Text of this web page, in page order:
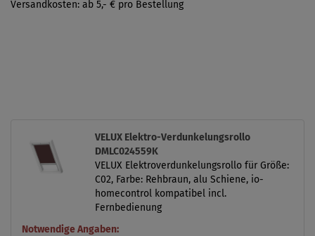
Versandkosten: ab 5,- € pro Bestellung
VELUX Elektro-Verdunkelungsrollo
DMLC024559K
VELUX Elektroverdunkelungsrollo für Größe:
C02, Farbe: Rehbraun, alu Schiene, io-
homecontrol kompatibel incl.
Fernbedienung
Notwendige Angaben: